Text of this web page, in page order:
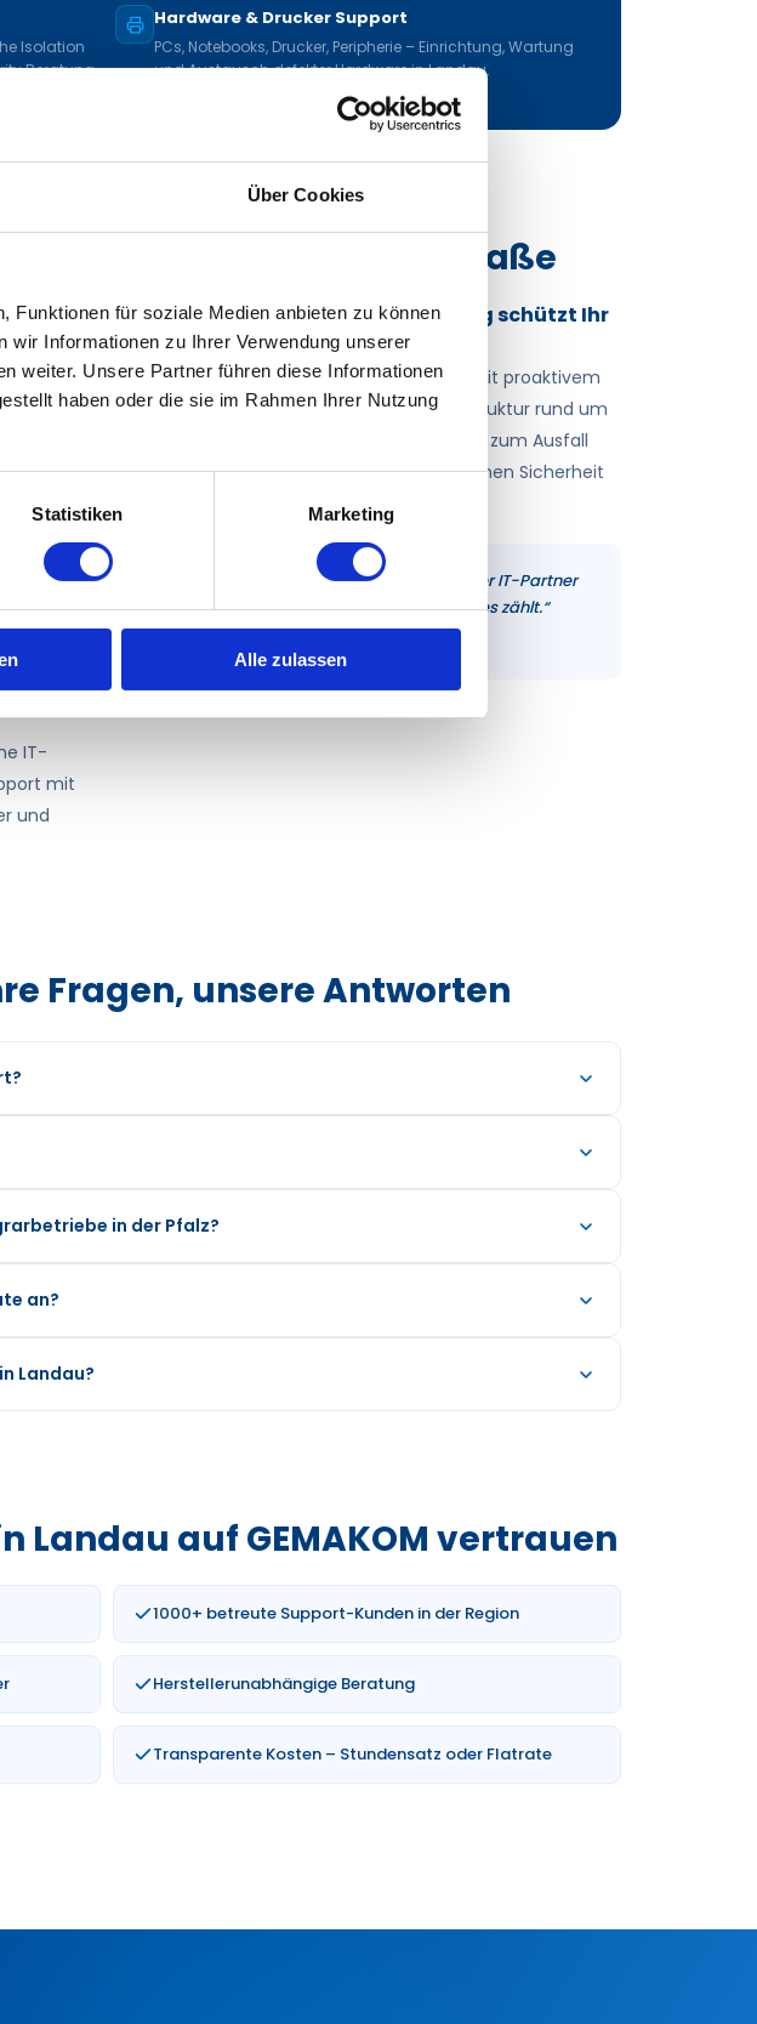
Über Cookies
Funktionen für soziale Medien anbieten zu können
wir Informationen zu Ihrer Verwendung unserer
weiter. Unsere Partner führen diese Informationen
haben oder die sie im Rahmen Ihrer Nutzung
Statistiken Marketing
Alle zulassen
Isolation
Beratung.
Hardware & Drucker Support
PCs, Notebooks, Drucker, Peripherie – Einrichtung, Wartung
und Austausch defekter Hardware in Landau.
und die Südliche Weinstraße
Größe
IT-
mit
und
Proaktiv statt reaktiv – Monitoring schützt Ihr
Geschäft
Wir warten nicht, bis Ihr System ausfällt. Mit proaktivem
IT-Monitoring überwachen wir Ihre Infrastruktur rund um
die Uhr und greifen ein, bevor ein Problem zum Ausfall
wird. Das spart Zeit und Geld – und gibt Ihnen Sicherheit
„Auch aus der Südpfalz ist ein verlässlicher IT-Partner
erreichbar – remote sofort, vor Ort wenn es zählt.“
Fragen, unsere Antworten
in der Pfalz?
an?
Landau?
Landau auf GEMAKOM vertrauen
1000+ betreute Support-Kunden in der Region
Herstellerunabhängige Beratung
Transparente Kosten – Stundensatz oder Flatrate